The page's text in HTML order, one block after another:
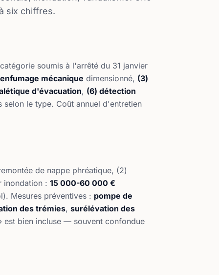
six chiffres.
soumis à l'arrêté du 31 janvier
mécanique dimensionné, (3)
d'évacuation, (6) détection
le type. Coût annuel d'entretien
de nappe phréatique, (2)
inondation : 15 000-60 000 €
Mesures préventives : pompe de
des trémies, surélévation des
est bien incluse — souvent confondue